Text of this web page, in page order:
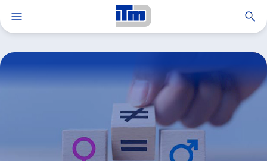
Open search
ITM-Gruppe
Lösungen und Dienstleistungen
Anwendungen und Produkte
Innovation und Know-how
Nachhaltigkeit